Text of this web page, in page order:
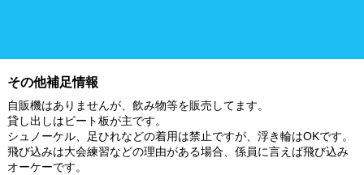
その他補足情報
自販機はありませんが、飲み物等を販売してます。
貸し出しはビート板が主です。
シュノーケル、足ひれなどの着用は禁止ですが、浮き輪はOKです。
飛び込みは大会練習などの理由がある場合、係員に言えば飛び込み
オーケーです。
ホテル宿泊者
プール情報